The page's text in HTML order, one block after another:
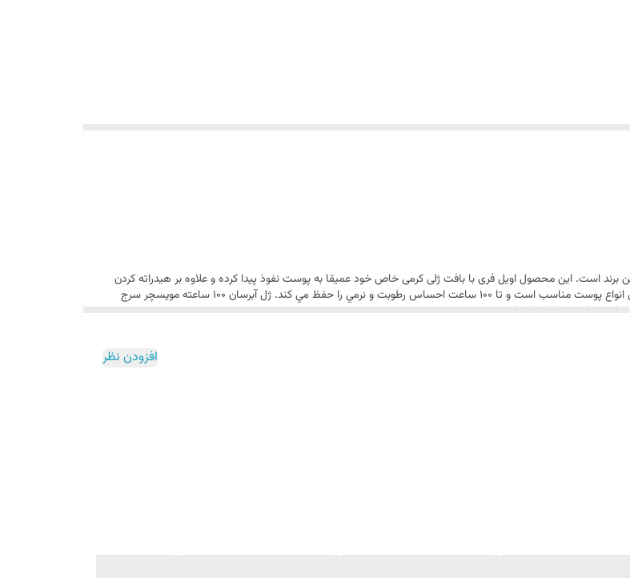
مرطوب کننده این برند است. این محصول اویل فری با بافت ژلی کرمی خاص خود عمیقا به پوست نفوذ پیدا کرده و علاوه بر هیدراته کردن
پوست را پر و برجسته نشان می دهد . کرم آبرسان Moisture Surge کلینیک برای انواع پوست مناسب است و تا ۱۰۰ ساعت احساس رطوبت و نرمي را حفظ مي كند. ژل آبرسان ۱۰۰ ساعته مویسچر سرج
نگه دارد.
پوست می شود.
افزودن نظر